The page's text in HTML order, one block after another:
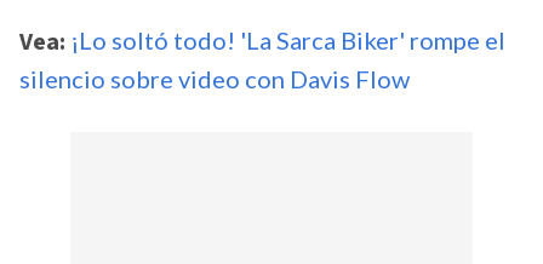
Vea: ¡Lo soltó todo! 'La Sarca Biker' rompe el
silencio sobre video con Davis Flow